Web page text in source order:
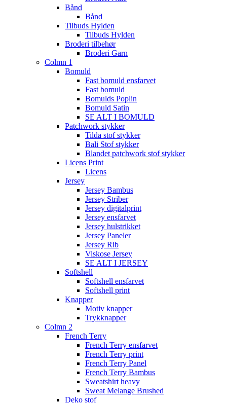
Bånd
Bånd
Tilbuds Hylden
Tilbuds Hylden
Broderi tilbehør
Broderi Garn
Colmn 1
Bomuld
Fast bomuld ensfarvet
Fast bomuld
Bomulds Poplin
Bomuld Satin
SE ALT I BOMULD
Patchwork stykker
Tilda stof stykker
Bali Stof stykker
Blandet patchwork stof stykker
Licens Print
Licens
Jersey
Jersey Bambus
Jersey Striber
Jersey digitalprint
Jersey ensfarvet
Jersey hulstrikket
Jersey Paneler
Jersey Rib
Viskose Jersey
SE ALT I JERSEY
Softshell
Softshell ensfarvet
Softshell print
Knapper
Motiv knapper
Trykknapper
Colmn 2
French Terry
French Terry ensfarvet
French Terry print
French Terry Panel
French Terry Bambus
Sweatshirt heavy
Sweat Melange Brushed
Deko stof